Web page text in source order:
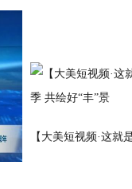
【大美短视频·这就